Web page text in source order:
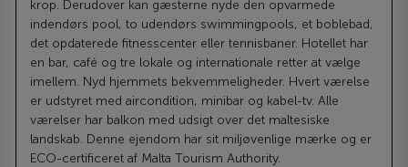
krop. Derudover kan gæsterne nyde den opvarmede
indendørs pool, to udendørs swimmingpools, et boblebad,
det opdaterede fitnesscenter eller tennisbaner. Hotellet har
en bar, café og tre lokale og internationale retter at vælge
imellem. Nyd hjemmets bekvemmeligheder. Hvert værelse
er udstyret med aircondition, minibar og kabel-tv. Alle
værelser har balkon med udsigt over det maltesiske
landskab. Denne ejendom har sit miljøvenlige mærke og er
ECO-certificeret af Malta Tourism Authority.